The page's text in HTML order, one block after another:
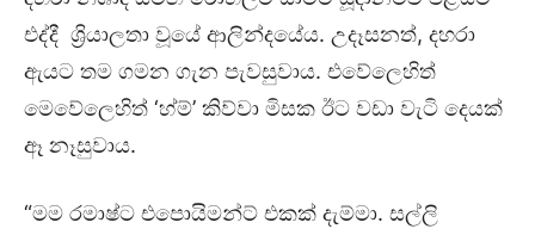
එද්දී ශ්‍රියාලතා වූයේ ආලින්දයේය. උදෑසනත්, දහරා
ඇයට තම ගමන ගැන පැවසුවාය. එවේලෙහිත්
මෙවේලෙහිත් ‘හ්ම්’ කිව්වා මිසක ඊට වඩා වැටි දෙයක්
ඈ නෑසුවාය.
“මම රමාෂ්ට එපොයිමන්ට් එකක් දැම්මා. සල්ලි